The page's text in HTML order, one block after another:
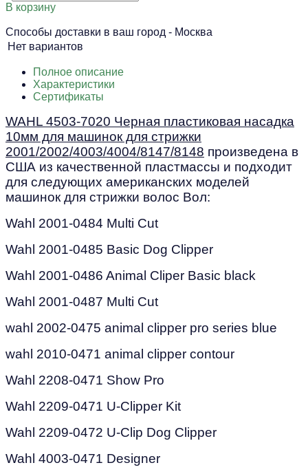
В корзину
Способы доставки в ваш город - Москва
Нет вариантов
Полное описание
Характеристики
Сертификаты
WAHL 4503-7020 Черная пластиковая насадка
10мм для машинок для стрижки
2001/2002/4003/4004/8147/8148 произведена в
США из качественной пластмассы и подходит
для следующих американских моделей
машинок для стрижки волос Вол:
Wahl 2001-0484 Multi Cut
Wahl 2001-0485 Basic Dog Clipper
Wahl 2001-0486 Animal Cliper Basic black
Wahl 2001-0487 Multi Cut
wahl 2002-0475 animal clipper pro series blue
wahl 2010-0471 animal clipper contour
Wahl 2208-0471 Show Pro
Wahl 2209-0471 U-Clipper Kit
Wahl 2209-0472 U-Clip Dog Clipper
Wahl 4003-0471 Designer